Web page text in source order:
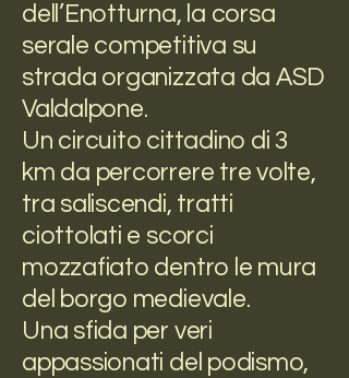
dell’Enotturna, la corsa
serale competitiva su
strada organizzata da ASD
Valdalpone.
Un circuito cittadino di 3
km da percorrere tre volte,
tra saliscendi, tratti
ciottolati e scorci
mozzafiato dentro le mura
del borgo medievale.
Una sfida per veri
appassionati del podismo,